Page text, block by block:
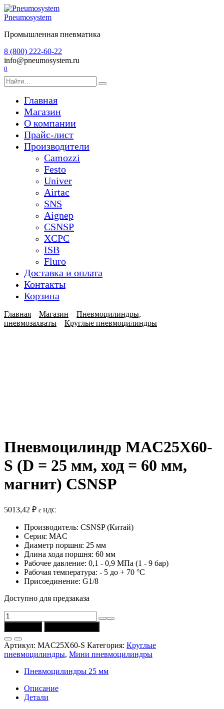
Перейти
к
Pneumosystem
Промышленная пневматика
8 (800) 222-60-22
info@pneumosystem.ru
0
Search
for:
Главная
Магазин
О компании
Прайс-лист
Производители
Camozzi
Festo
Univer
Airtac
SNS
Aignep
CSNSP
XCPC
ISB
Fluro
Доставка и оплата
Контакты
Корзина
Главная Магазин
Пневмоцилиндры,
пневмозахваты
Круглые пневмоцилиндры
Пневмоцилиндр MAC25X60-
S (D = 25 мм, ход = 60 мм,
магнит) CSNSP
5013,42 ₽ с НДС
Производитель: CSNSP (Китай)
Серия: MAC
Диаметр поршня: 25 мм
Длина хода поршня: 60 мм
Рабочее давление: 0,1 - 0,9 МПа (1 - 9 бар)
Рабочая температура: - 5 до + 70 °C
Присоединение: G1/8
Доступно для предзаказа
Количество
товара
Пневмоцилиндр
MAC25X60-
S
(D
Артикул: MAC25X60-S Категория: Круглые
пневмоцилиндры, Мини пневмоцилиндры
Пневмоцилиндры 25 мм
Описание
Детали